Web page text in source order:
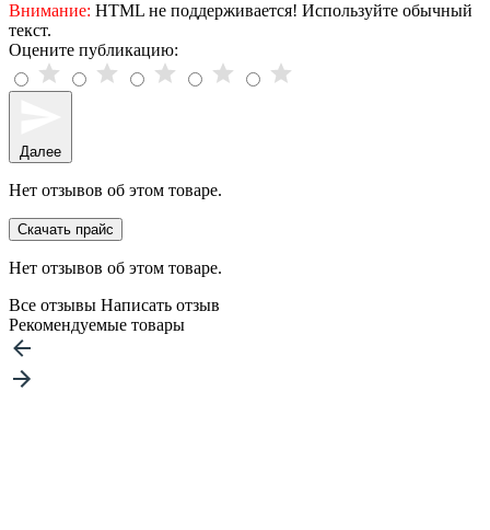
Внимание: HTML не поддерживается! Используйте обычный
текст.
Оцените публикацию:
Далее
Нет отзывов об этом товаре.
Скачать прайс
Нет отзывов об этом товаре.
Все отзывы Написать отзыв
Рекомендуемые товары